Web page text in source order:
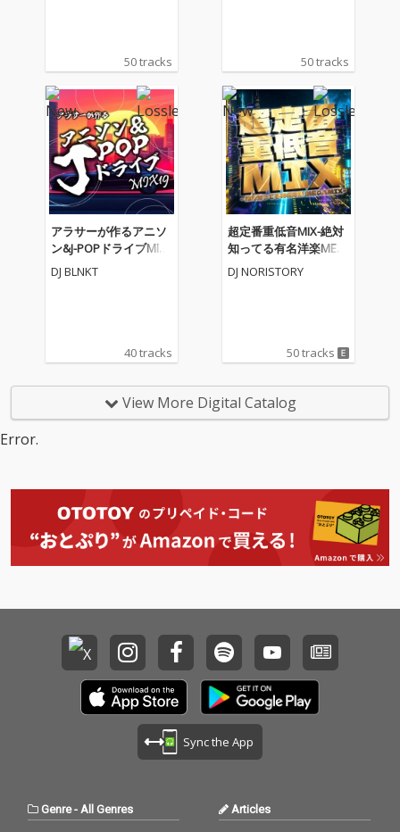
50 tracks 50 tracks
アラサーが作るアニソ
ン&J-POPドライブMIX1
9 (DJ MIX)
DJ BLNKT
40 tracks
超定番重低音MIX-絶対
知ってる有名洋楽MEG
AMIX- (DJ MIX)
DJ NORISTORY
50 tracks
View More Digital Catalog
Error.
Sync the App
Genre-All Genres Articles